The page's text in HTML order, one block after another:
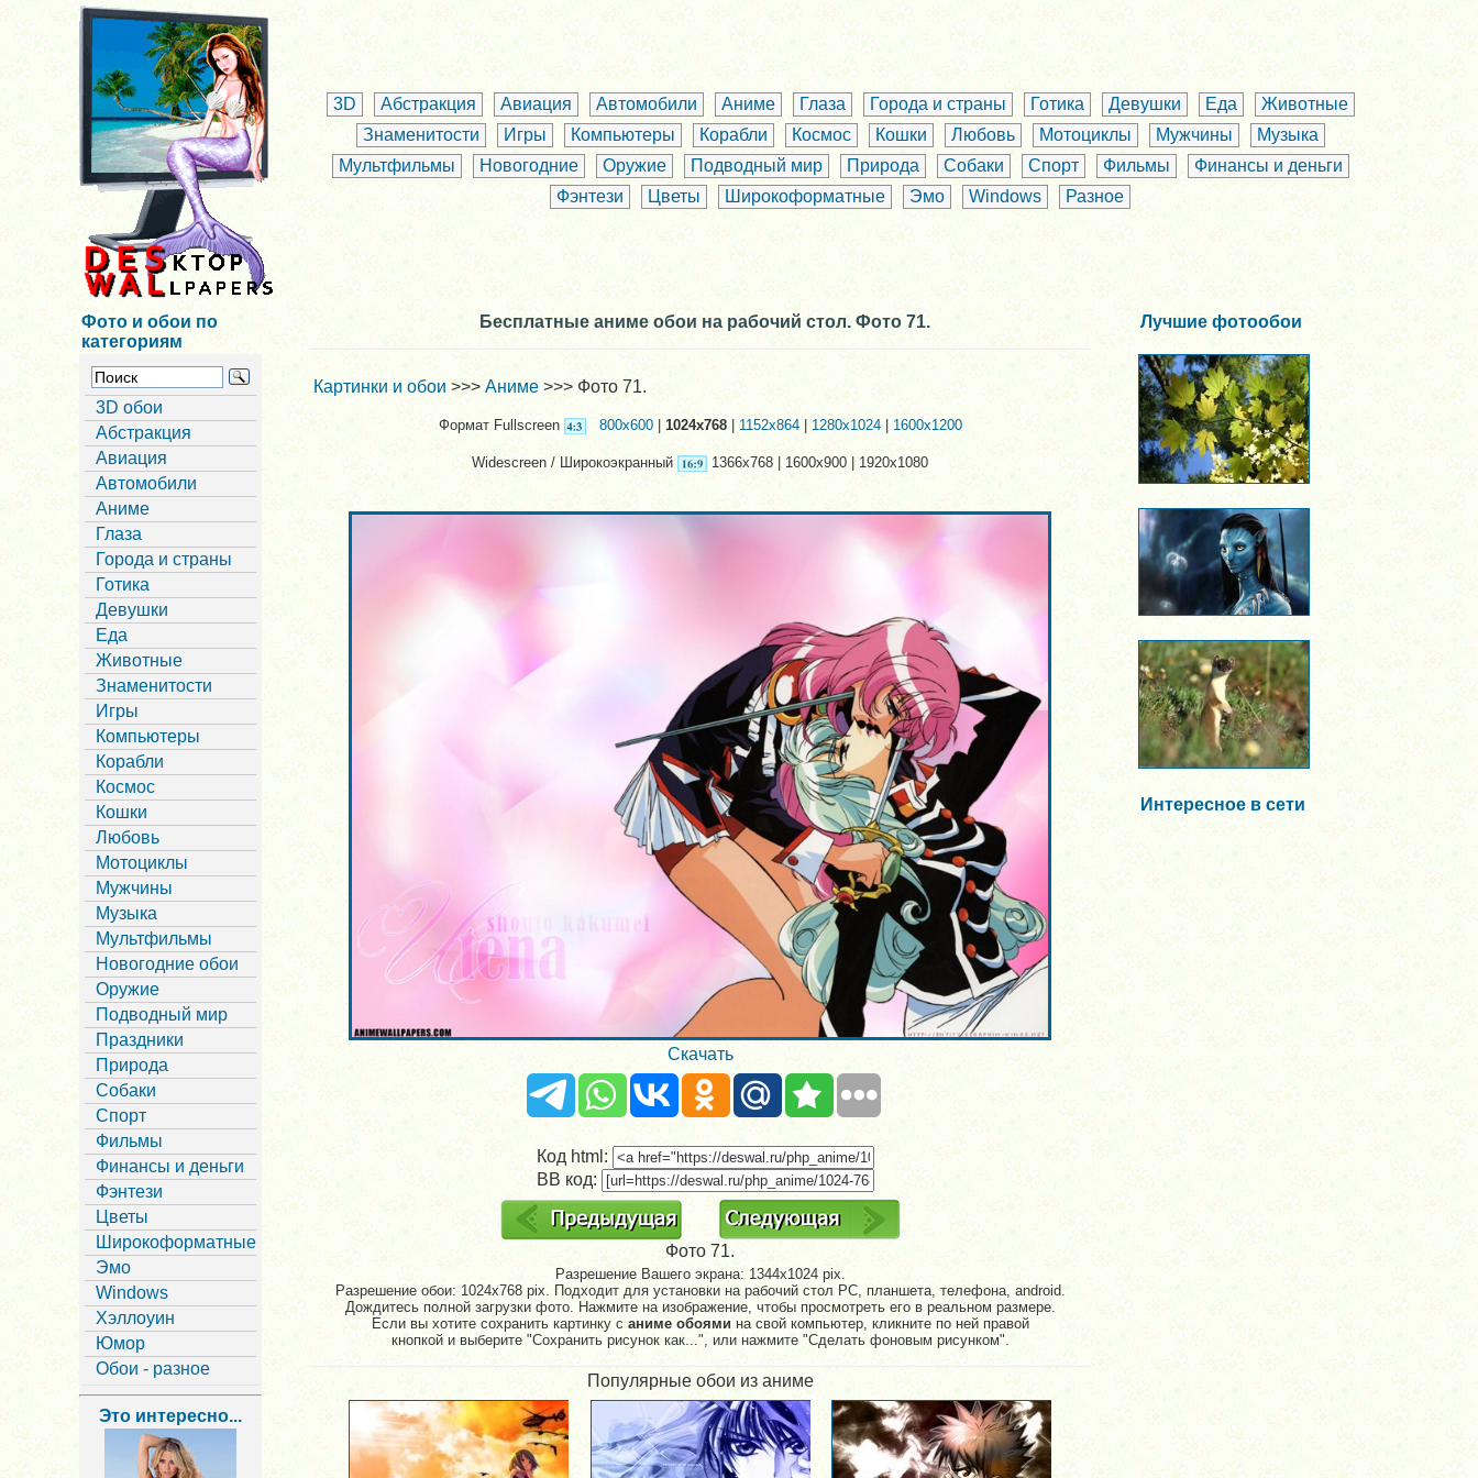
3D Абстракция Авиация Автомобили Аниме Глаза Города и страны Готика Девушки Еда
Животные
Знаменитости
Игры Компьютеры Корабли Космос Кошки Любовь Мотоциклы Мужчины
Музыка
Мультфильмы
Новогодние Оружие Подводный мир Природа Собаки Спорт Фильмы
Финансы и деньги
Фэнтези
Цветы Широкоформатные Эмо Windows Разное
Фото и обои по
категориям
3D обои
Абстракция
Авиация
Автомобили
Аниме
Глаза
Города и страны
Готика
Девушки
Еда
Животные
Знаменитости
Игры
Компьютеры
Корабли
Космос
Кошки
Любовь
Мотоциклы
Мужчины
Музыка
Мультфильмы
Новогодние обои
Оружие
Подводный мир
Праздники
Природа
Собаки
Спорт
Фильмы
Финансы и деньги
Фэнтези
Цветы
Широкоформатные
Эмо
Windows
Хэллоуин
Юмор
Обои - разное
Это интересно...
Бесплатные аниме обои на рабочий стол. Фото 71.
Картинки и обои>>>Аниме>>> Фото 71.
Формат Fullscreen 800x600|1024x768| 1152x864|1280x1024| 1600x1200
Widescreen / Широкоэкранный 1366x768 | 1600x900 | 1920x1080
Скачать
Код html:
BB код:
Фото 71.
Разрешение Вашего экрана: 1344x1024 pix.
Разрешение обои: 1024x768 pix. Подходит для установки на рабочий стол PC, планшета, телефона, android.
Дождитесь полной загрузки фото. Нажмите на изображение, чтобы просмотреть его в реальном размере.
Если вы хотите сохранить картинку саниме обоямина свой компьютер, кликните по ней правой
кнопкой и выберите "Сохранить рисунок как...", или нажмите "Сделать фоновым рисунком".
Популярные обои из аниме
Лучшие фотообои
Интересное в сети